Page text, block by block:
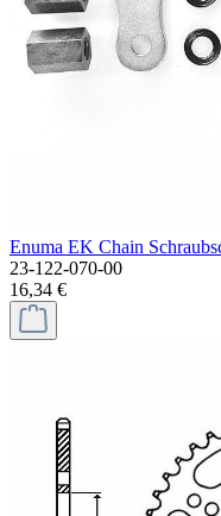
Enuma EK Chain
23-122-070-00
16,34 €